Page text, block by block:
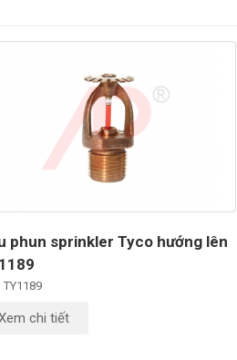
phun sprinkler Tyco hướng lên
TY1189
chi tiết